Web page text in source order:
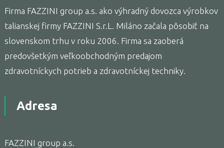
Firma FAZZINI group a.s. ako výhradný dovozca výrobkov
talianskej firmy FAZZINI S.r.L. Miláno začala pôsobiť na
slovenskom trhu v roku 2006. Firma sa zaoberá
predovšetkým veľkoobchodným predajom
zdravotníckych potrieb a zdravotníckej techniky.
Adresa
FAZZINI group a.s.